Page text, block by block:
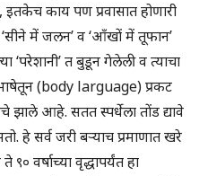
इतकेच काय पण प्रवासात होणारी
में जलन’ व ‘आँखों में तूफान’
‘परेशानी’ त बुडून गेलेली व त्याचा
भाषेतून (body larguage) प्रकट
झाले आहे. सतत स्पर्धेला तोंड द्यावे
हे सर्व जरी बऱ्याच प्रमाणात खरे
वर्षाच्या वृद्धापर्यंत हा